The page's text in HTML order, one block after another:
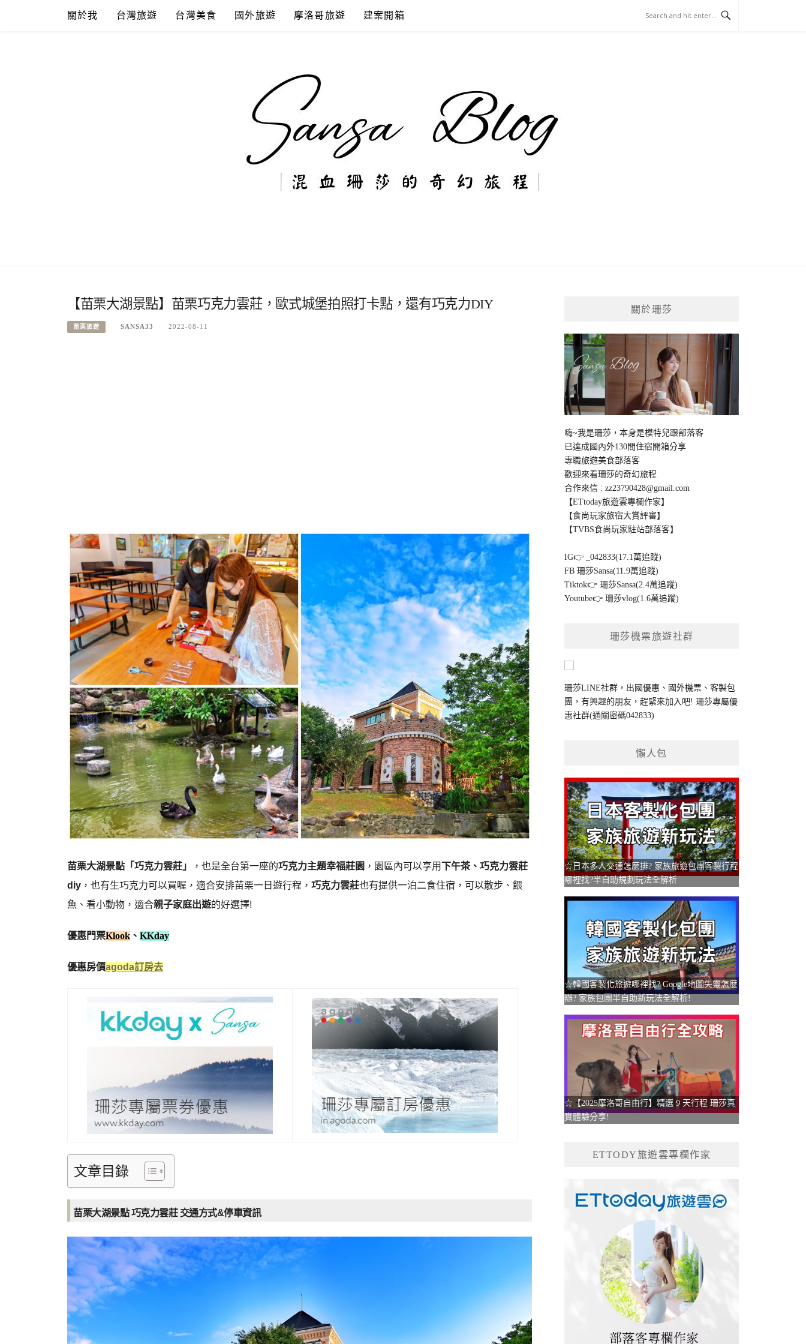
關於我 台灣旅遊 台灣美食 國外旅遊 摩洛哥旅遊 建案開箱
【苗栗大湖景點】苗栗巧克力雲莊，歐式城堡拍照打卡點，還有巧克力DIY
苗栗旅遊 SANSA33 2022-08-11
苗栗大湖景點「巧克力雲莊」 ，也是全台第一座的巧克力主題幸福莊園 ，園區內可以享用下午茶、巧克力雲莊
diy ，也有生巧克力可以買喔，適合安排苗栗一日遊行程， 巧克力雲莊也有提供一泊二食住宿，可以散步、餵
魚、看小動物，適合親子家庭出遊的好選擇!
優惠門票Klook 、 KKday
優惠房價agoda訂房去
文章目錄
苗栗大湖景點 巧克力雲莊 交通方式&停車資訊
關於珊莎
嗨~我是珊莎，本身是模特兒跟部落客
已達成國內外130間住宿開箱分享
專職旅遊美食部落客
歡迎來看珊莎的奇幻旅程
合作來信 :zz23790428@gmail.com
【ETtoday旅遊雲專欄作家】
【食尚玩家旅宿大賞評審】
【TVBS食尚玩家駐站部落客】
IG👉
_042833(17.1萬追蹤)
FB珊莎Sansa(11.9萬追蹤)
Tiktok👉珊莎Sansa(2.4萬追蹤)
Youtube👉珊莎vlog(1.6萬追蹤)
珊莎機票旅遊社群
珊莎LINE社群，出國優惠、國外機票、客製包
團，有興趣的朋友，趕緊來加入吧!珊莎專屬優
惠社群(通關密碼042833)
懶人包
☆日本多人交通怎麼排? 家族旅遊包團客製行程
哪裡找?半自助規劃玩法全解析
☆韓國客製化旅遊哪裡找? Google地圖失靈怎麼
辦? 家族包團半自助新玩法全解析!
☆【2025摩洛哥自由行】精選 9 天行程 珊莎真
實體驗分享!
ETTODY旅遊雲專欄作家